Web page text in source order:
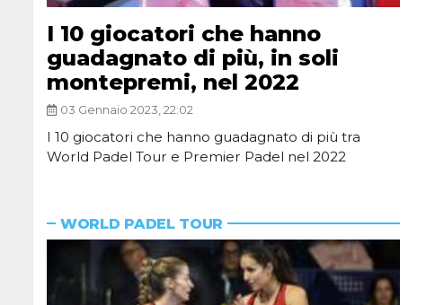
I 10 giocatori che hanno
guadagnato di più, in soli
montepremi, nel 2022
03 Gennaio 2023, 22:02
I 10 giocatori che hanno guadagnato di più tra
World Padel Tour e Premier Padel nel 2022
WORLD PADEL TOUR